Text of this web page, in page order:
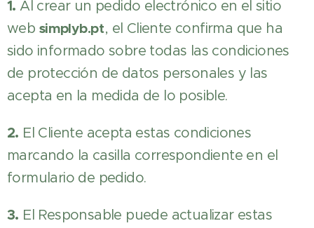
1.Al crear un pedido electrónico en el sitio
web simplyb.pt, el Cliente confirma que ha
sido informado sobre todas las condiciones
de protección de datos personales y las
acepta en la medida de lo posible.
2. El Cliente acepta estas condiciones
marcando la casilla correspondiente en el
formulario de pedido.
3. El Responsable puede actualizar estas